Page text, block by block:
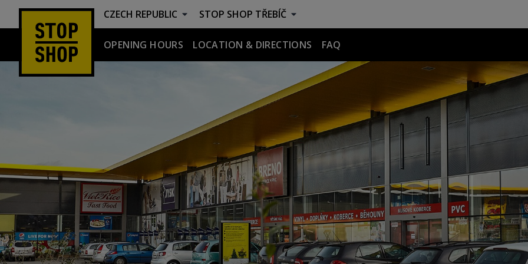
CZECH REPUBLIC STOP SHOP TŘEBÍČ
OPENING HOURS LOCATION & DIRECTIONS
FAQ